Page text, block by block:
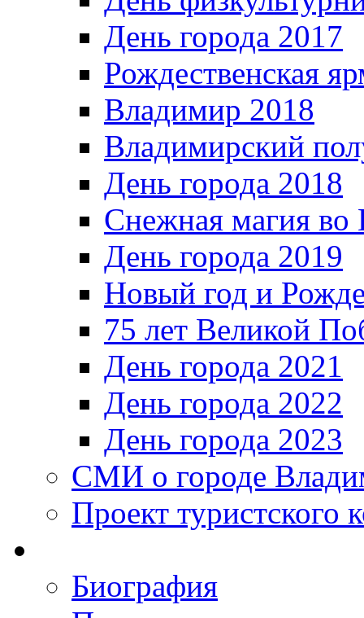
День города 2017
Рождественская
Владимир 2018
Владимирский
День города 2018
Снежная магия во
День города 2019
Новый год и
75 лет Великой
День города 2021
День города 2022
День города 2023
СМИ о городе
Проект туристского
Биография